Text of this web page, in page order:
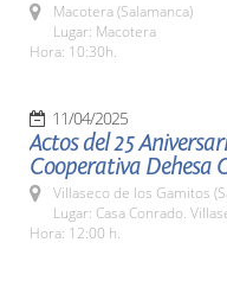
Macotera (Salamanca)
Lugar: Macotera
Hora: 10:30h.
11/04/2025
Actos del 25
Cooperativa Dehesa
Villaseco de los Gamitos
Lugar: Casa Conrado.
Hora: 12:00 h.